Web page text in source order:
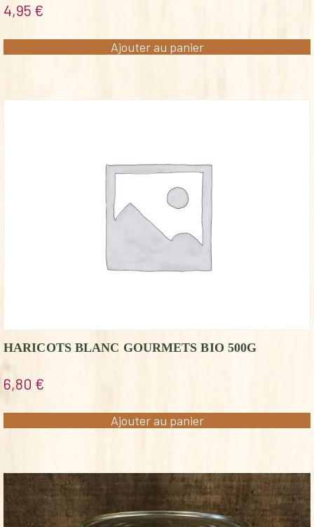
4,95 €
Ajouter au panier
HARICOTS BLANC GOURMETS BIO 500G
6,80 €
Ajouter au panier